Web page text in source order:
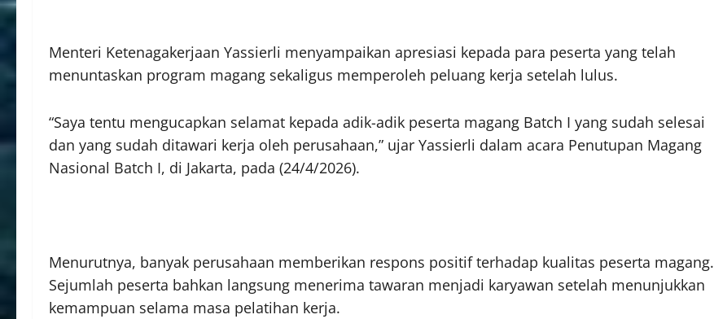
Menteri Ketenagakerjaan Yassierli menyampaikan apresiasi kepada para peserta yang telah
menuntaskan program magang sekaligus memperoleh peluang kerja setelah lulus.
“Saya tentu mengucapkan selamat kepada adik-adik peserta magang Batch I yang sudah selesai
dan yang sudah ditawari kerja oleh perusahaan,” ujar Yassierli dalam acara Penutupan Magang
Nasional Batch I, di Jakarta, pada (24/4/2026).
Menurutnya, banyak perusahaan memberikan respons positif terhadap kualitas peserta magang.
Sejumlah peserta bahkan langsung menerima tawaran menjadi karyawan setelah menunjukkan
kemampuan selama masa pelatihan kerja.